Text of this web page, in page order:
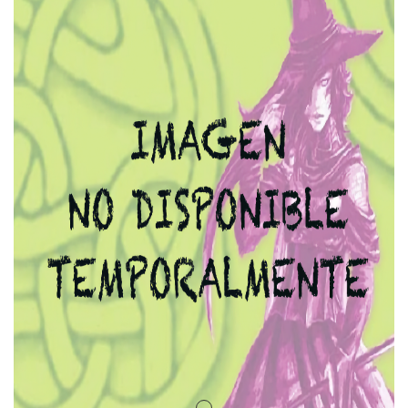
Amuletos Símbolos Celtas
Anillo Atlante
Aromaterapia
Atrapa sueños
Bolas de Cristal
Brujas de Artesanía
Cofre de los Deseos
Diosas Celtas
Duendes
Feng Shui
Figuras Amuleto